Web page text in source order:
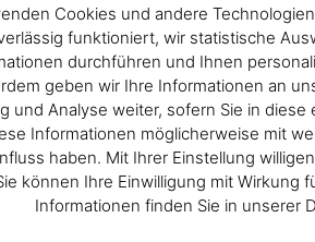
Cookies und andere
funktioniert, wir statistische
durchführen und Ihnen
geben wir Ihre Informationen an
und Analyse weiter, sofern Sie in
Informationen möglicherweise mit
haben. Mit Ihrer Einstellung
können Ihre Einwilligung mit Wirkung
Informationen finden Sie in unserer